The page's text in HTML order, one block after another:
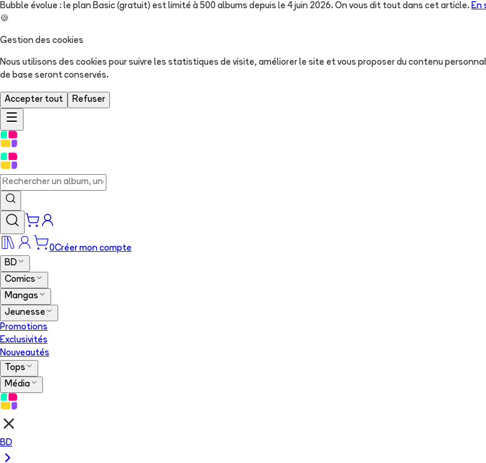
Bubble évolue : le plan Basic (gratuit) est limité à 500 albums depuis le 4 juin 2026. On vous dit tout dans cet article. En
🍪
Gestion des cookies
Nous utilisons des cookies pour suivre les statistiques de visite, améliorer le site et vous proposer du contenu
de base seront conservés.
Accepter tout Refuser
0Créer mon compte
BD
Comics
Mangas
Jeunesse
Promotions
Exclusivités
Nouveautés
Tops
Média
BD